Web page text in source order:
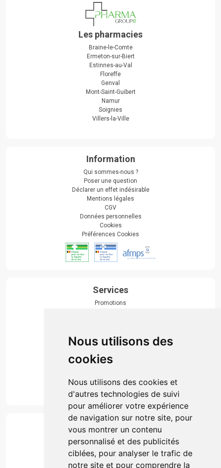
Nous utilisons des
cookies
Nous utilisons des cookies et
d'autres technologies de suivi
pour améliorer votre expérience
de navigation sur notre site, pour
vous montrer un contenu
personnalisé et des publicités
ciblées, pour analyser le trafic de
notre site et pour comprendre la
Les pharmacies
Braine-le-Comte
Ermeton-sur-Biert
Estinnes-au-Val
Floreffe
Genval
Mont-Saint-Guibert
Namur
Soignies
Villers-la-Ville
Information
Qui sommes-nous ?
Poser une question
Déclarer un effet indésirable
Mentions légales
CGV
Données personnelles
Cookies
Préférences Cookies
Services
Promotions
Actualités & conseils
Événements
Marques
Suivez-nous
Paiement
Simple, rapide et 100% sécurisé